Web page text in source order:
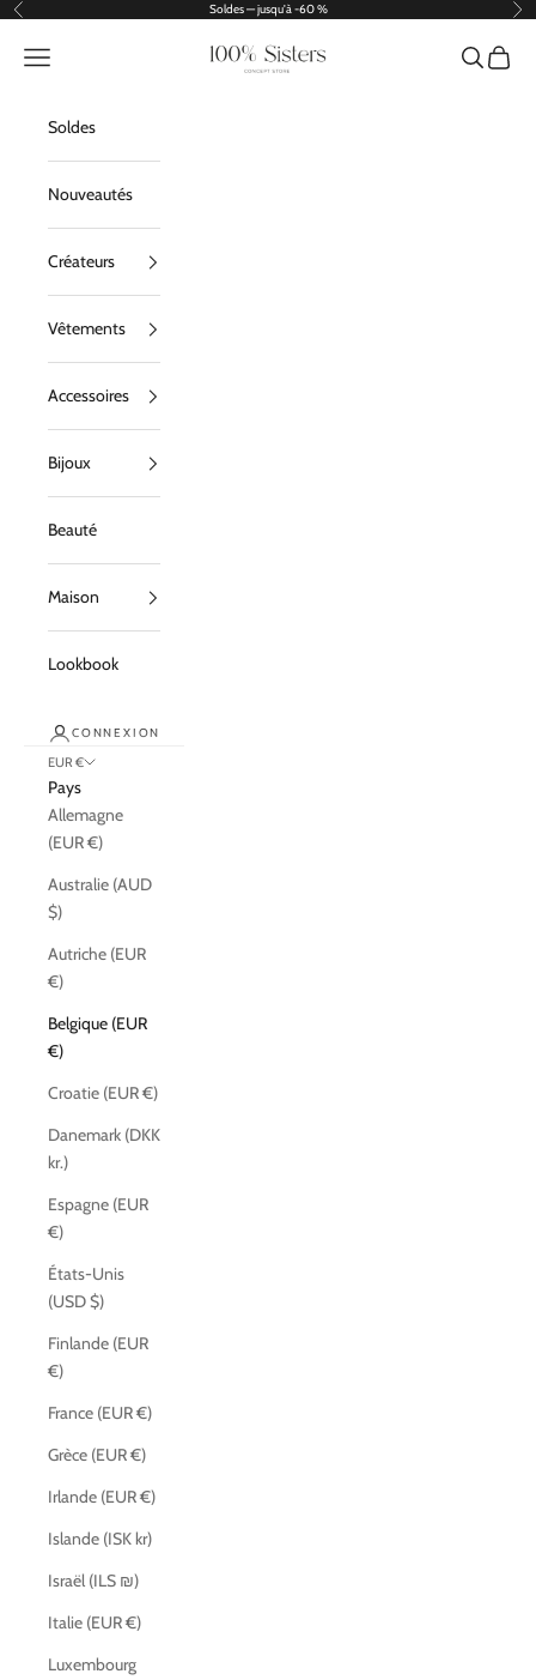
Passer au contenu
Précédent Soldes — jusqu'à -60 %
100% Sisters
Menu Recherche
Panier
Soldes
Nouveautés
Créateurs
Vêtements
Accessoires
Bijoux
Beauté
Maison
Lookbook
CONNEXION
EUR €
Pays
Allemagne
(EUR €)
Australie (AUD
$)
Autriche (EUR
€)
Belgique (EUR
€)
Croatie (EUR €)
Danemark (DKK
kr.)
Espagne (EUR
€)
États-Unis
(USD $)
Finlande (EUR
€)
France (EUR €)
Grèce (EUR €)
Irlande (EUR €)
Islande (ISK kr)
Israël (ILS ₪)
Italie (EUR €)
Luxembourg